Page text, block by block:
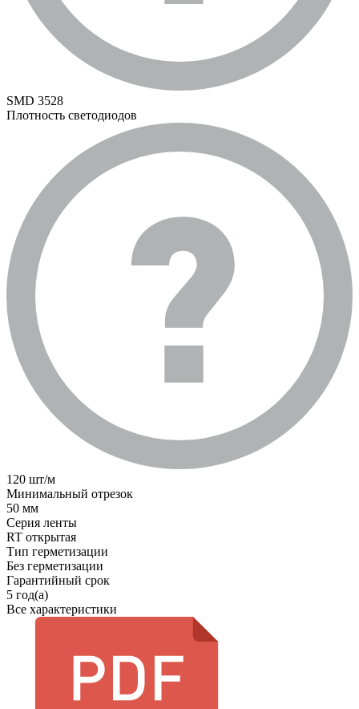
SMD 3528
Плотность светодиодов
120 шт/м
Минимальный отрезок
50 мм
Серия ленты
RT открытая
Тип герметизации
Без герметизации
Гарантийный срок
5 год(а)
Все характеристики